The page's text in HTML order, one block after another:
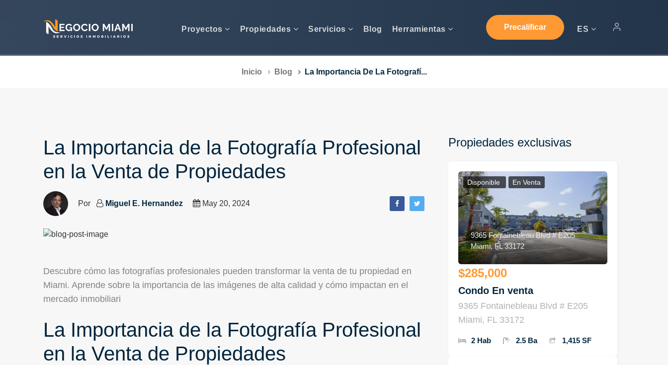
Proyectos Propiedades Servicios Blog Herramientas Precalificar ES
Inicio Blog La Importancia De La Fotografí...
La Importancia de la Fotografía Profesional
en la Venta de Propiedades
Por Miguel E. Hernandez May 20, 2024
Descubre cómo las fotografías profesionales pueden transformar la venta de tu propiedad en
Miami. Aprende sobre la importancia de las imágenes de alta calidad y cómo impactan en el
mercado inmobiliari
La Importancia de la Fotografía Profesional
en la Venta de Propiedades
Propiedades exclusivas
Disponible En Venta
9365 Fontainebleau Blvd # E205
Miami, FL 33172
$285,000
Condo En venta
9365 Fontainebleau Blvd # E205
Miami, FL 33172
2 Hab 2.5 Ba 1,415 SF